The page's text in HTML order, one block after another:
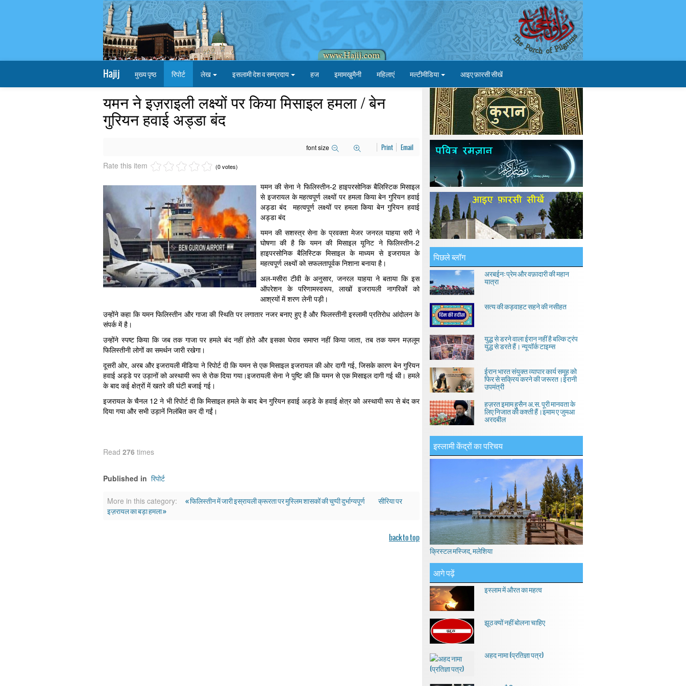
Hajij मुख्य पृष्ठ रिपोर्ट लेख इसलामी देश व सम्प्रदाय हज इमामखु़मैनी महिलाएं मल्टीमीडिया आइए फ़ारसी सीखें
यमन ने इज़राइली लक्ष्यों पर किया मिसाइल हमला / बेन
गुरियन हवाई अड्डा बंद
font size Print Email
Rate this item (0 votes)
यमन की सेना ने फिलिस्तीन-2 हाइपरसोनिक बैलिस्टिक मिसाइल
से इजरायल के महत्वपूर्ण लक्ष्यों पर हमला किया बेन गुरियन हवाई
अड्डा बंद महत्वपूर्ण लक्ष्यों पर हमला किया बेन गुरियन हवाई
अड्डा बंद
यमन की सशस्त्र सेना के प्रवक्ता मेजर जनरल याहया सरी ने
घोषणा की है कि यमन की मिसाइल यूनिट ने फिलिस्तीन-2
हाइपरसोनिक बैलिस्टिक मिसाइल के माध्यम से इजरायल के
महत्वपूर्ण लक्ष्यों को सफलतापूर्वक निशाना बनाया है।
अल-मसीरा टीवी के अनुसार, जनरल याहया ने बताया कि इस
ऑपरेशन के परिणामस्वरूप, लाखों इजरायली नागरिकों को
आश्रयों में शरण लेनी पड़ी।
उन्होंने कहा कि यमन फिलिस्तीन और गाजा की स्थिति पर लगातार नजर बनाए हुए है और फिलस्तीनी इस्लामी प्रतिरोध आंदोलन के
संपर्क में है।
उन्होंने स्पष्ट किया कि जब तक गाजा पर हमले बंद नहीं होते और इसका घेराव समाप्त नहीं किया जाता, तब तक यमन मज़लूम
फिलिस्तीनी लोगों का समर्थन जारी रखेगा।
दूसरी ओर, अरब और इजरायली मीडिया ने रिपोर्ट दी कि यमन से एक मिसाइल इजरायल की ओर दागी गई, जिसके कारण बेन गुरियन
हवाई अड्डे पर उड़ानों को अस्थायी रूप से रोक दिया गया।इजरायली सेना ने पुष्टि की कि यमन से एक मिसाइल दागी गई थी। हमले
के बाद कई क्षेत्रों में खतरे की घंटी बजाई गई।
इजरायल के चैनल 12 ने भी रिपोर्ट दी कि मिसाइल हमले के बाद बेन गुरियन हवाई अड्डे के हवाई क्षेत्र को अस्थायी रूप से बंद कर
दिया गया और सभी उड़ानें निलंबित कर दी गईं।
Read 276 times
Published in रिपोर्ट
More in this category: « फिलिस्तीन में जारी इस्रायली क्रूरता पर मुस्लिम शासकों की चुप्पी दुर्भाग्यपूर्ण
सीरिया पर
इज़रायल का बड़ा हमला »
back to top
पिछले ब्लॉग
अरबईन: प्रेम और वफ़ादारी की महान
यात्रा
सत्य की कड़वाहट सहने की नसीहत
युद्ध से डरने वाला ईरान नहीं है बल्कि ट्रंप
युद्ध से डरते हैं। न्यूयॉर्क टाइम्स
ईरान भारत संयुक्त व्यापार कार्य समूह को
फिर से सक्रिय करने की जरूरत।ईरानी
उपमंत्री
हज़रत इमाम हुसैन अ.स. पूरी मानवता के
लिए निजात की कश्ती हैं।इमाम ए जुमआ
अरदबील
इस्लामी केंद्रों का परिचय
क्रिस्टल मस्जिद, मलेशिया
आगे पढ़ें
इस्लाम में औरत का महत्व
झूठ क्यों नहीं बोलना चाहिए
अहद नामा (प्रतिज्ञा पत्र)